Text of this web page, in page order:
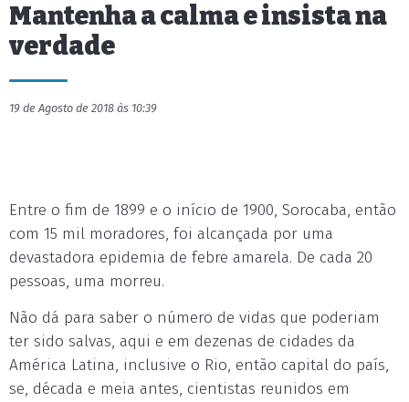
Mantenha a calma e insista na
verdade
19 de Agosto de 2018 às 10:39
Entre o fim de 1899 e o início de 1900, Sorocaba, então
com 15 mil moradores, foi alcançada por uma
devastadora epidemia de febre amarela. De cada 20
pessoas, uma morreu.
Não dá para saber o número de vidas que poderiam
ter sido salvas, aqui e em dezenas de cidades da
América Latina, inclusive o Rio, então capital do país,
se, década e meia antes, cientistas reunidos em